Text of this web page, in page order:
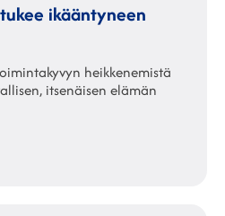
ikääntyneen
heikkenemistä
itsenäisen elämän